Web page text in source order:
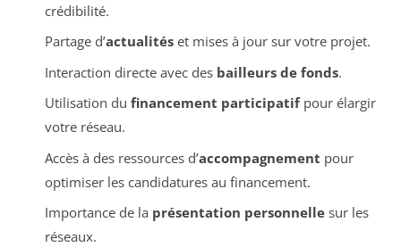
crédibilité.
Partage d’actualitéset mises à jour sur votre projet.
Interaction directe avec des bailleurs de fonds.
Utilisation du financement participatifpour élargir
votre réseau.
Accès à des ressources d’accompagnement pour
optimiser les candidatures au financement.
Importance de la présentation personnellesur les
réseaux.